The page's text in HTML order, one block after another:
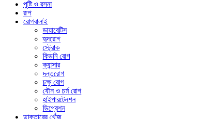
পুষ্টি ও রসনা
রূপ
রোগবালাই
ডায়াবেটিস
হৃদরোগ
স্ট্রোক
কিডনি রোগ
ক্যান্সার
দন্তরোগ
চক্ষু রোগ
যৌন ও চর্ম রোগ
হাইপারটেনশন
ডিপ্রেশন
ডাক্তারের খোঁজ